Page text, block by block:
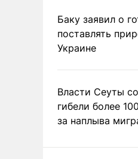
Баку заявил о
поставлять
Украине
Власти Сеуты
гибели более
за наплыва